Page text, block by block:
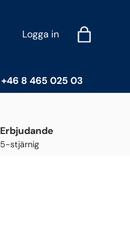
Logga in Väska
+46 8 465 025 03
Erbjudande
5-stjärnig